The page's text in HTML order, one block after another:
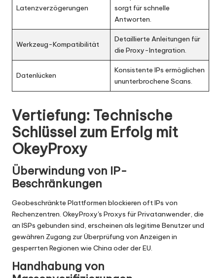
Latenzverzögerungen
sorgt für schnelle
Antworten.
Werkzeug-Kompatibilität
Detaillierte Anleitungen für
die Proxy-Integration.
Datenlücken
Konsistente IPs ermöglichen
ununterbrochene Scans.
Vertiefung: Technische
Schlüssel zum Erfolg mit
OkeyProxy
Überwindung von IP-
Beschränkungen
Geobeschränkte Plattformen blockieren oft IPs von
Rechenzentren. OkeyProxy's Proxys für Privatanwender, die
an ISPs gebunden sind, erscheinen als legitime Benutzer und
gewähren Zugang zur Überprüfung von Anzeigen in
gesperrten Regionen wie China oder der EU.
Handhabung von